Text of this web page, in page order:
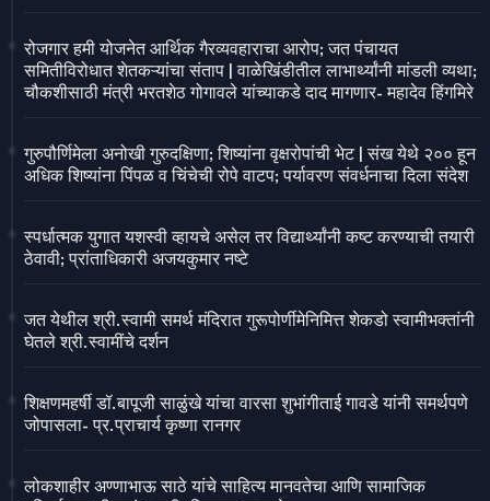
रोजगार हमी योजनेत आर्थिक गैरव्यवहाराचा आरोप; जत पंचायत
समितीविरोधात शेतकऱ्यांचा संताप | वाळेखिंडीतील लाभार्थ्यांनी मांडली व्यथा;
चौकशीसाठी मंत्री भरतशेठ गोगावले यांच्याकडे दाद मागणार- महादेव हिंगमिरे
गुरुपौर्णिमेला अनोखी गुरुदक्षिणा; शिष्यांना वृक्षरोपांची भेट | संख येथे २०० हून
अधिक शिष्यांना पिंपळ व चिंचेची रोपे वाटप; पर्यावरण संवर्धनाचा दिला संदेश
स्पर्धात्मक युगात यशस्वी व्हायचे असेल तर विद्यार्थ्यांनी कष्ट करण्याची तयारी
ठेवावी; प्रांताधिकारी अजयकुमार नष्टे
जत येथील श्री.स्वामी समर्थ मंदिरात गुरूपोर्णीमेनिमित्त शेकडो स्वामीभक्तांनी
घेतले श्री.स्वामींचे दर्शन
शिक्षणमहर्षी डॉ.बापूजी साळुंखे यांचा वारसा शुभांगीताई गावडे यांनी समर्थपणे
जोपासला- प्र.प्राचार्य कृष्णा रानगर
लोकशाहीर अण्णाभाऊ साठे यांचे साहित्य मानवतेचा आणि सामाजिक